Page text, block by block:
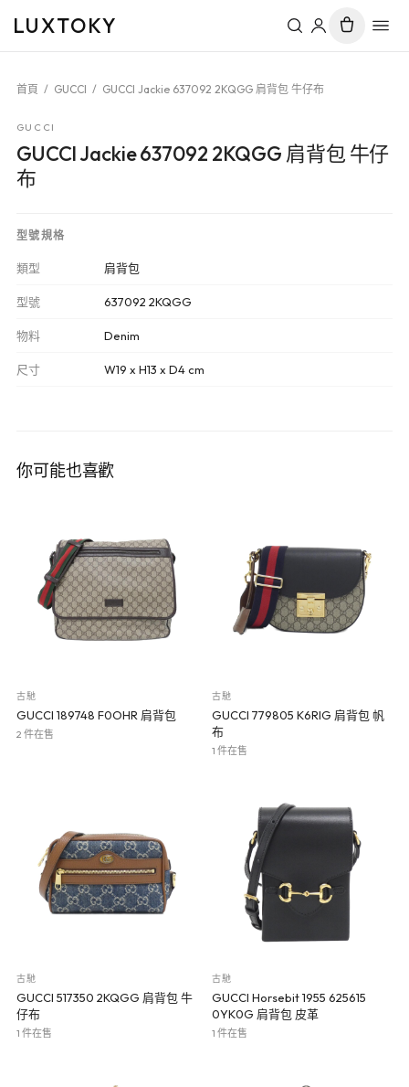
LUXTOKY
首頁 / GUCCI / GUCCI Jackie 637092 2KQGG 肩背包 牛仔布
GUCCI
GUCCI Jackie 637092 2KQGG 肩背包 牛仔
布
型號規格
類型 肩背包
型號 637092 2KQGG
物料 Denim
尺寸 W19 x H13 x D4 cm
你可能也喜歡
古馳
GUCCI 189748 F0OHR 肩背包
2 件在售
古馳
GUCCI 779805 K6RIG 肩背包 帆
布
1 件在售
古馳
GUCCI 517350 2KQGG 肩背包 牛
仔布
1 件在售
古馳
GUCCI Horsebit 1955 625615
0YK0G 肩背包 皮革
1 件在售